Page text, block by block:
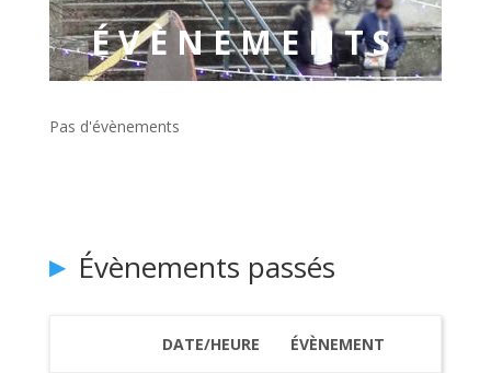
ÉVÈNEMENTS
Pas d'évènements
Évènements passés
DATE/HEURE ÉVÈNEMENT